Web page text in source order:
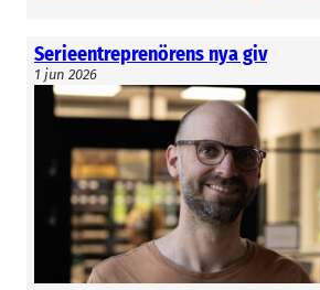
Serieentreprenörens nya giv
1 jun 2026